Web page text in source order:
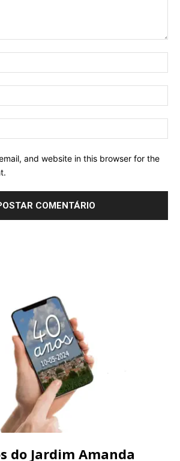
and website in this browser for the
do Jardim Amanda